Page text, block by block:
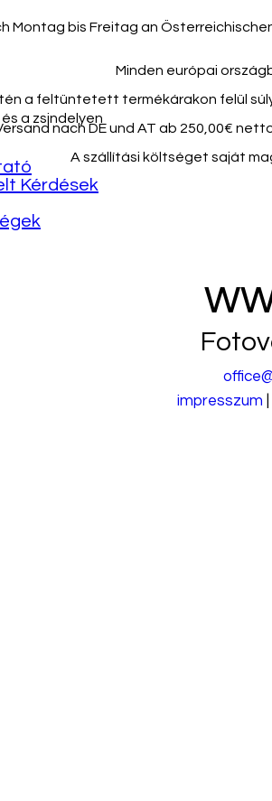
a zsindelyen
Kérdések
Montag bis Freitag an
Minden európai
a feltüntetett termékárakon felül
nach DE und AT ab 250,00€
A szállítási költséget saját
impresszum